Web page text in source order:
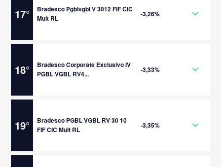
17°
Bradesco Pgblvgbl V 3012 FIF CIC
Mult RL
-3,26%
18°
Bradesco Corporate Exclusivo IV
PGBL VGBL RV4...
-3,33%
19°
Bradesco PGBL VGBL RV 30 10
FIF CIC Mult RL
-3,35%